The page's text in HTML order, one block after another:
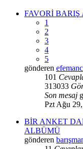
FAVORİ
1
2
3
4
5
gönderen
101
313033
Son mesaj
Pzt Ağu
BİR ANKET
ALBÜMÜ
gönderen